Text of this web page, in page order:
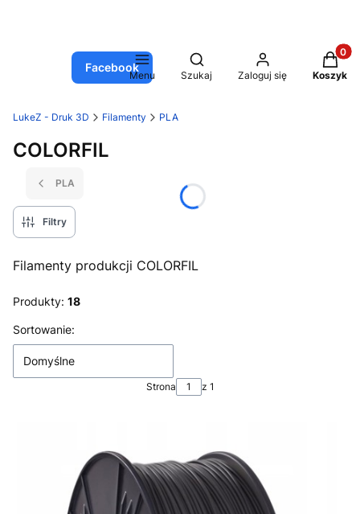
Facebook
Menu
Otwórz wyszukiwarkę
Szukaj Zaloguj się Koszyk
LukeZ - Druk 3D Filamenty PLA
COLORFIL
PLA
Filtry
Filamenty produkcji COLORFIL
Produkty: 18
Lista produktów
Sortowanie:
Domyślne
Strona z 1